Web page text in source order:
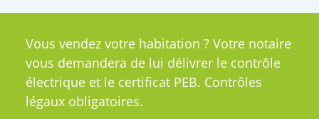
Vous vendez votre habitation ? Votre notaire
vous demandera de lui délivrer le contrôle
électrique et le certificat PEB. Contrôles
légaux obligatoires.